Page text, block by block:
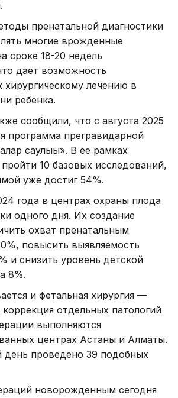
пренатальной диагностики
многие врожденные
сроке 18-20 недель
дает возможность
хирургическому лечению в
ребенка.
сообщили, что с августа 2025
программа прегравидарной
саулығы». В ее рамках
10 базовых исследований,
уже достиг 54%.
года в центрах охраны плода
одного дня. Их создание
охват пренатальным
повысить выявляемость
и снизить уровень детской
8%.
и фетальная хирургия —
коррекция отдельных патологий
выполняются
центрах Астаны и Алматы.
день проведено 39 подобных
новорожденным сегодня